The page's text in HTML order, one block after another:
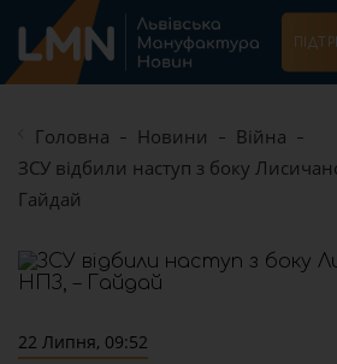
Головна Новини
Війна
ЗСУ відбили наступ з боку
Гайдай
22 Липня, 09:52